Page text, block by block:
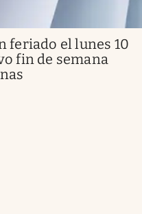
feriado el lunes 10
fin de semana